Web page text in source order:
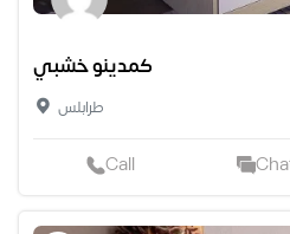
كمدينو خشبي
طرابلس
Call